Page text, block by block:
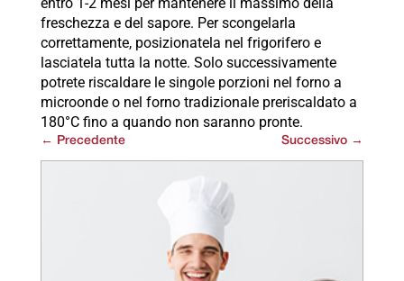
entro 1-2 mesi per mantenere il massimo della
freschezza e del sapore. Per scongelarla
correttamente, posizionatela nel frigorifero e
lasciatela tutta la notte. Solo successivamente
potrete riscaldare le singole porzioni nel forno a
microonde o nel forno tradizionale preriscaldato a
180°C fino a quando non saranno pronte.
← Precedente Successivo →